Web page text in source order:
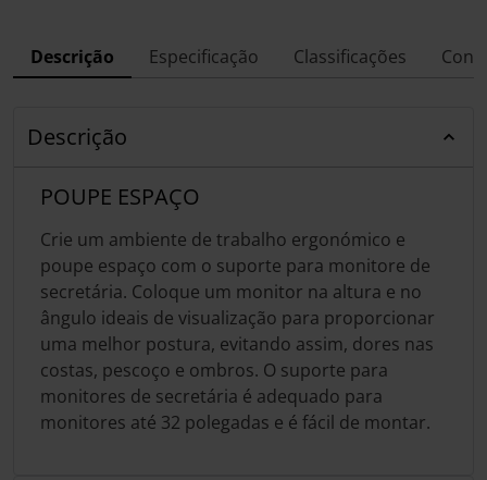
Descrição Especificação Classificações
Descrição
POUPE ESPAÇO
Crie um ambiente de trabalho ergonómico e
poupe espaço com o suporte para monitore de
secretária. Coloque um monitor na altura e no
ângulo ideais de visualização para proporcionar
uma melhor postura, evitando assim, dores nas
costas, pescoço e ombros. O suporte para
monitores de secretária é adequado para
monitores até 32 polegadas e é fácil de montar.